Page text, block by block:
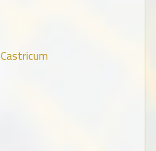
Castricum